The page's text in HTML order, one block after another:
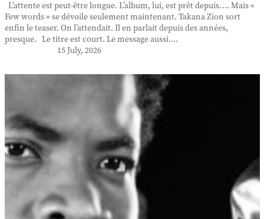
L’attente est peut-être longue. L’album, lui, est prêt depuis…. Mais «
Few words » se dévoile seulement maintenant. Takana Zion sort
enfin le teaser. On l’attendait. Il en parlait depuis des années,
presque. Le titre est court. Le message aussi....
15 July, 2026